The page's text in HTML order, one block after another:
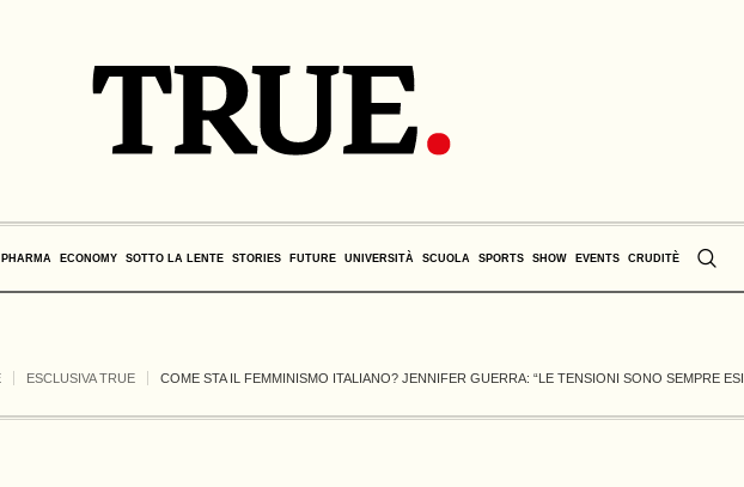
PHARMA ECONOMY SOTTO LA LENTE STORIES FUTURE UNIVERSITÀ SCUOLA SPORTS SHOW EVENTS CRUDITÈ
ESCLUSIVA TRUE COME STA IL FEMMINISMO ITALIANO? JENNIFER GUERRA: “LE TENSIONI SONO SEMPRE